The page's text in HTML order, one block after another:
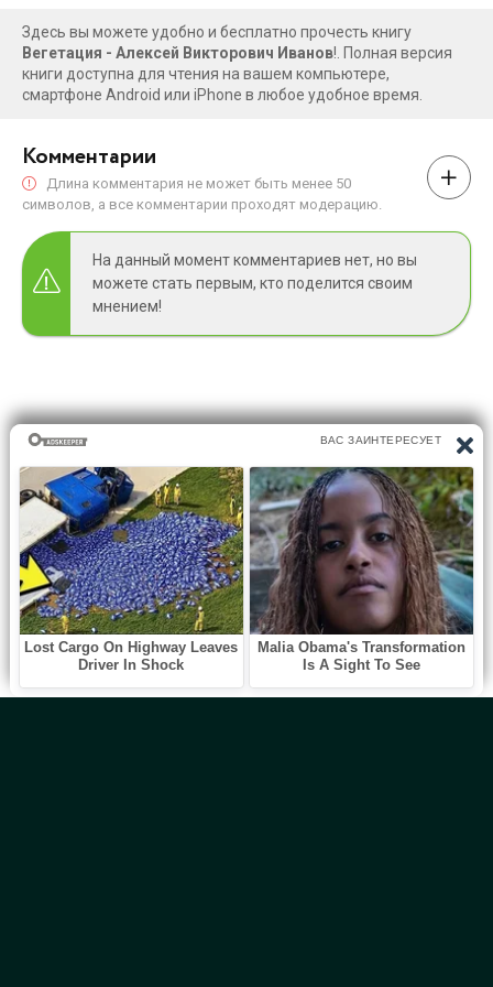
Здесь вы можете удобно и бесплатно прочесть книгу
Вегетация - Алексей Викторович Иванов!. Полная версия
книги доступна для чтения на вашем компьютере,
смартфоне Android или iPhone в любое удобное время.
Комментарии
Длина комментария не может быть менее 50
символов, а все комментарии проходят модерацию.
На данный момент комментариев нет, но вы
можете стать первым, кто поделится своим
мнением!